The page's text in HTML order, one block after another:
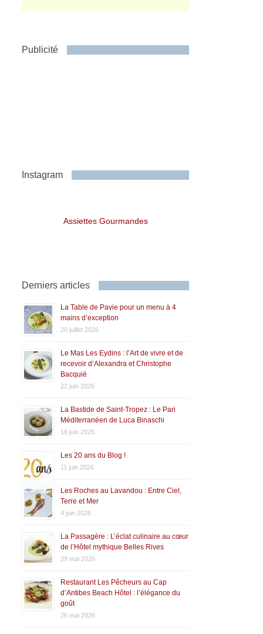
Publicité
Instagram
Assiettes Gourmandes
Derniers articles
La Table de Pavie pour un menu à 4
mains d’exception
20 juillet 2026
Le Mas Les Eydins : l’Art de vivre et de
recevoir d’Alexandra et Christophe
Bacquié
22 juin 2026
La Bastide de Saint-Tropez : Le Pari
Méditerranéen de Luca Binaschi
16 juin 2026
Les 20 ans du Blog !
11 juin 2026
Les Roches au Lavandou : Entre Ciel,
Terre et Mer
4 juin 2026
La Passagère : L’éclat culinaire au cœur
de l’Hôtel mythique Belles Rives
29 mai 2026
Restaurant Les Pêcheurs au Cap
d’Antibes Beach Hôtel : l’élégance du
goût
26 mai 2026